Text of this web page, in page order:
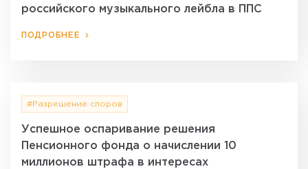
российского музыкального лейбла в ППС
ПОДРОБНЕЕ
#Разрешение споров
Успешное оспаривание решения
Пенсионного фонда о начислении 10
миллионов штрафа в интересах